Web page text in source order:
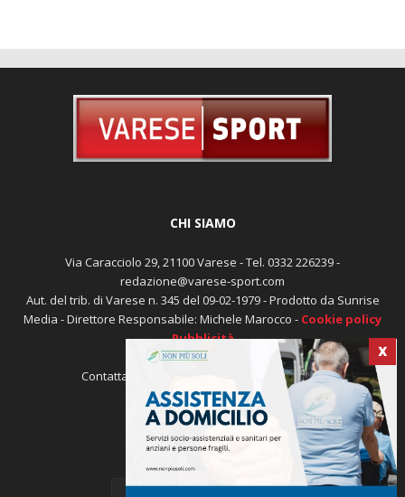
X
CHI SIAMO
Via Caracciolo 29, 21100 Varese - Tel. 0332 226239 -
redazione@varese-sport.com
Aut. del trib. di Varese n. 345 del 09-02-1979 - Prodotto da Sunrise
Media - Direttore Responsabile: Michele Marocco - Cookie policy
Pubblicità
Contattaci: redazione@varese-sport.com
SEGUICI